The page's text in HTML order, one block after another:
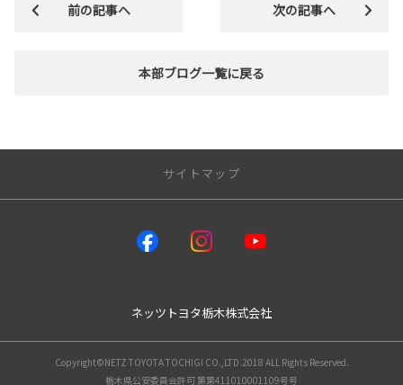
前の記事へ
本部ブログ一覧に戻る
次の記事へ
サイトマップ
ネッツウェルキャブステーションネッツトヨタ栃木株式会社
Copyright©NETZ TOYOTA TOCHIGI CO.,LTD.2018 ALL Rights Reserved.
栃木県公安委員会許可 第第411010001109号号